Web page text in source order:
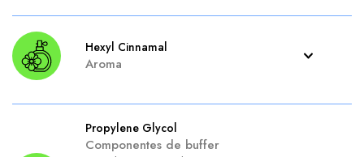
Hexyl Cinnamal
Aroma
Propylene Glycol
Componentes de buffer